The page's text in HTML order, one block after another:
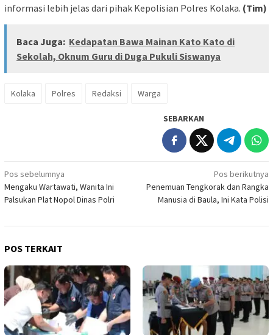
informasi lebih jelas dari pihak Kepolisian Polres Kolaka. (Tim)
Baca Juga: Kedapatan Bawa Mainan Kato Kato di
Sekolah, Oknum Guru di Duga Pukuli Siswanya
Kolaka Polres Redaksi Warga
SEBARKAN
Navigasi
pos
Pos sebelumnya
Mengaku Wartawati, Wanita Ini
Palsukan Plat Nopol Dinas Polri
Pos berikutnya
Penemuan Tengkorak dan Rangka
Manusia di Baula, Ini Kata Polisi
POS TERKAIT